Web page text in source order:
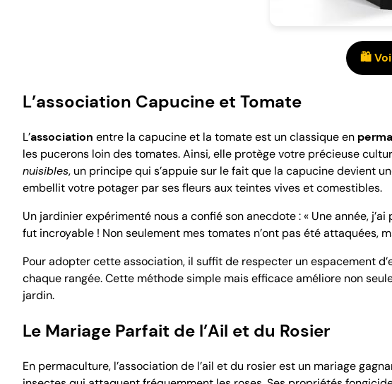
🛍️
L’association Capucine et Tomate
L’association entre la capucine et la tomate est un classique en
les pucerons loin des tomates. Ainsi, elle protège votre précieuse
nuisibles, un principe qui s’appuie sur le fait que la capucine devient
embellit votre potager par ses fleurs aux teintes vives et comestibles.
Un jardinier expérimenté nous a confié son anecdote : « Une année,
fut incroyable ! Non seulement mes tomates n’ont pas été attaquées,
Pour adopter cette association, il suffit de respecter un espacement
chaque rangée. Cette méthode simple mais efficace améliore non
jardin.
Le Mariage Parfait de l’Ail et du Rosier
En permaculture, l’association de l’ail et du rosier est un mariage